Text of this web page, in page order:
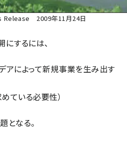
Release 2009年11月24日
するには、
アによって新規事業を生み出す
ている必要性）
となる。